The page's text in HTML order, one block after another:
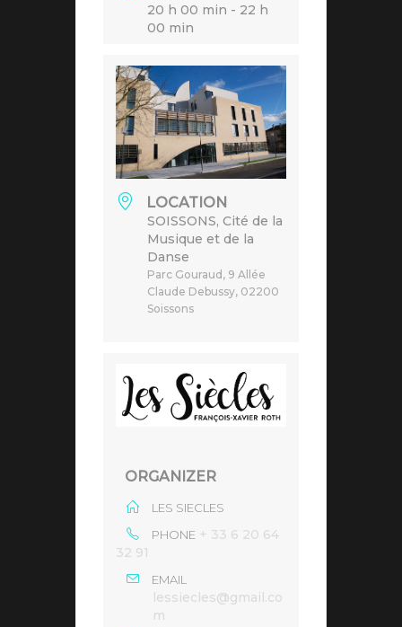
20 h 00 min - 22 h
00 min
LOCATION
SOISSONS, Cité de la
Musique et de la
Danse
Parc Gouraud, 9 Allée
Claude Debussy, 02200
Soissons
ORGANIZER
LES SIECLES
PHONE + 33 6 20 64
32 91
EMAIL
lessiecles@gmail.co
m